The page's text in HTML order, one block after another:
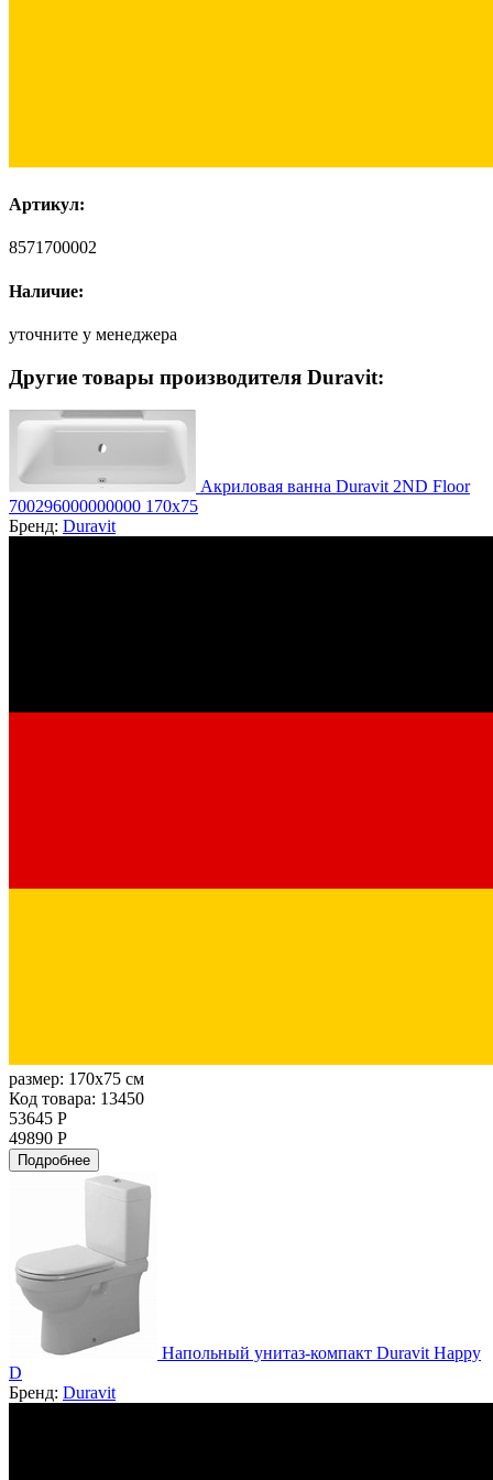
Артикул:
8571700002
Наличие:
уточните у менеджера
Другие товары производителя Duravit:
Акриловая ванна Duravit 2ND Floor
700296000000000 170x75
Бренд: Duravit
размер: 170x75 см
Код товара: 13450
53645 Р
49890 Р
Подробнее
Напольный унитаз-компакт Duravit Happy
D
Бренд: Duravit